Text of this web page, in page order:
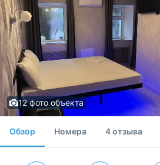
12 фото объекта
Обзор Номера 4 отзыва